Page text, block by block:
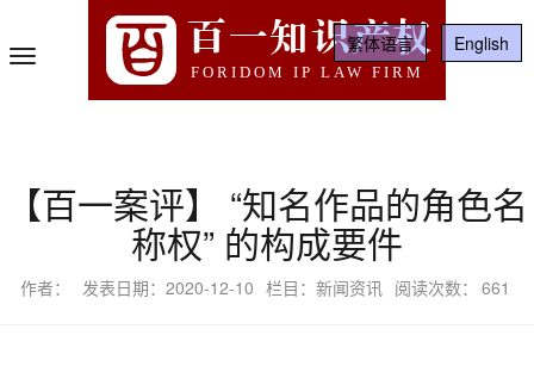
百一知识产权
FORIDOM IP LAW FIRM
English
繁体语言
Toggle
Navigation
【百一案评】 “知名作品的角色名
称权” 的构成要件
作者： 发表日期：2020-12-10 栏目：新闻资讯 阅读次数： 661